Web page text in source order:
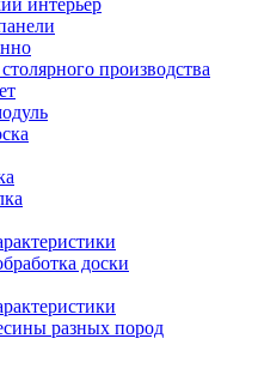
интерьер
производства
доски
разных пород